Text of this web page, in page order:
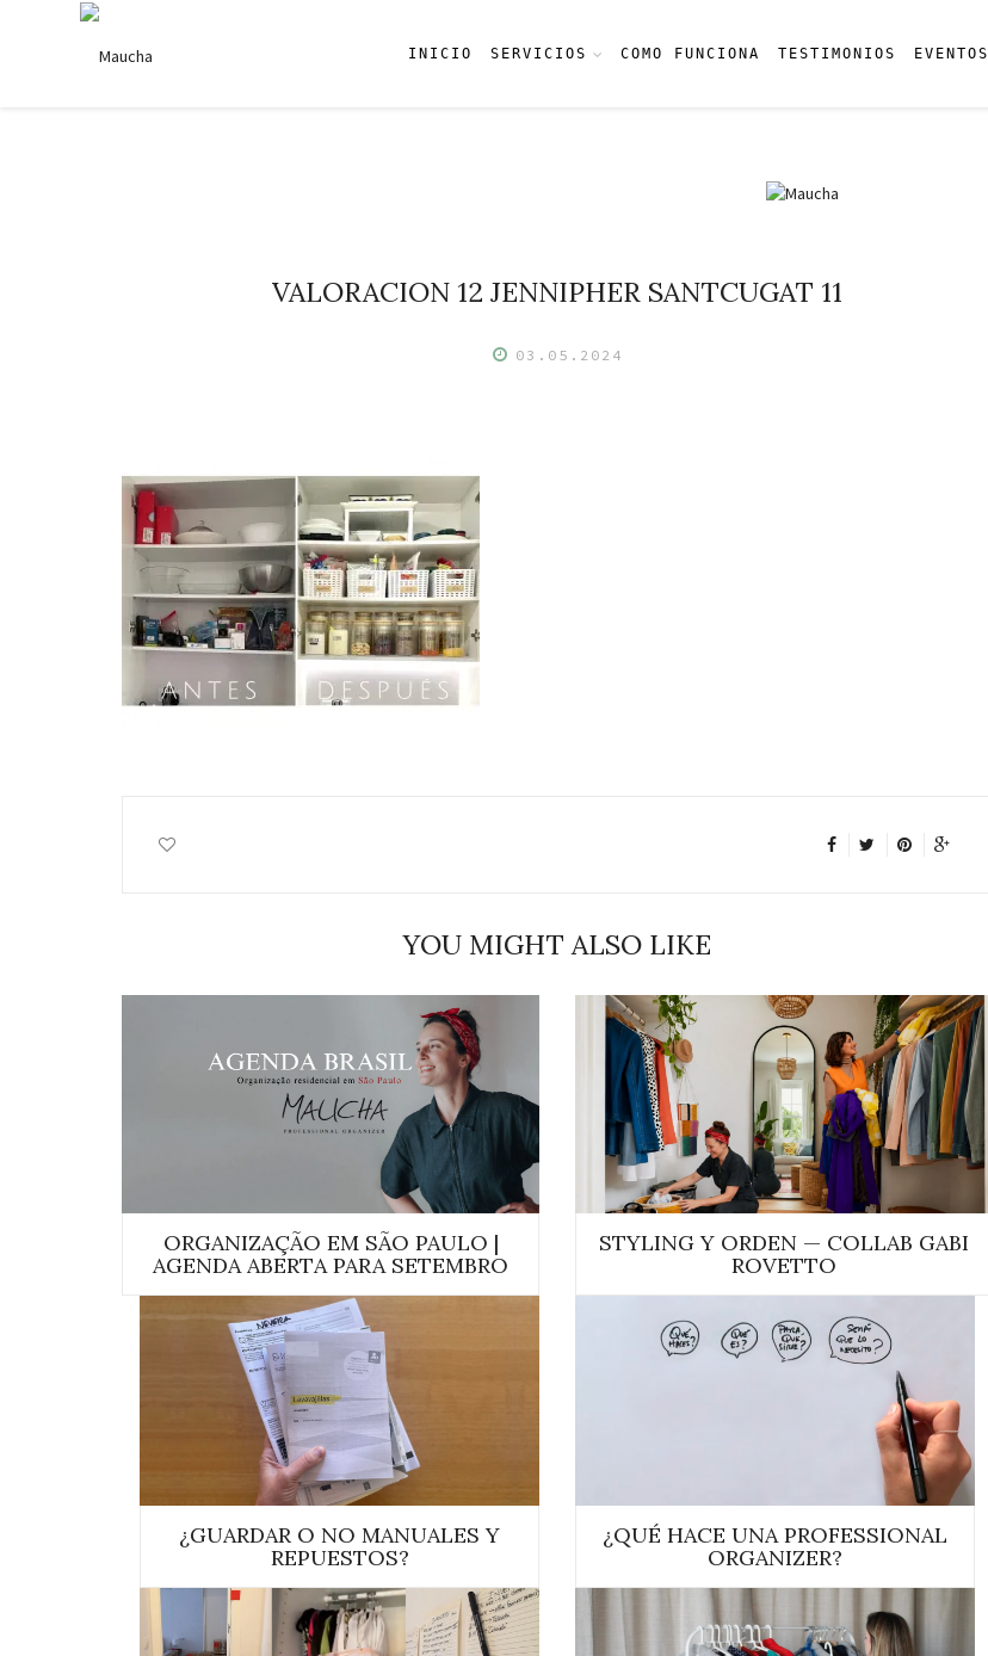
INICIO SERVICIOS COMO FUNCIONA TESTIMONIOS EVENTOS
VALORACION 12 JENNIPHER SANTCUGAT 11
03.05.2024
YOU MIGHT ALSO LIKE
ORGANIZAÇÃO EM SÃO PAULO |
AGENDA ABERTA PARA SETEMBRO
STYLING Y ORDEN — COLLAB GABI
ROVETTO
¿GUARDAR O NO MANUALES Y
REPUESTOS?
¿QUÉ HACE UNA PROFESSIONAL
ORGANIZER?